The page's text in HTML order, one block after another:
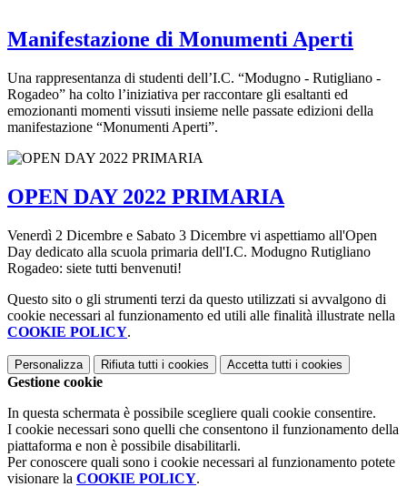
Manifestazione di Monumenti Aperti
Una rappresentanza di studenti dell’I.C. “Modugno - Rutigliano -
Rogadeo” ha colto l’iniziativa per raccontare gli esaltanti ed
emozionanti momenti vissuti insieme nelle passate edizioni della
manifestazione “Monumenti Aperti”.
OPEN DAY 2022 PRIMARIA
Venerdì 2 Dicembre e Sabato 3 Dicembre vi aspettiamo all'Open
Day dedicato alla scuola primaria dell'I.C. Modugno Rutigliano
Rogadeo: siete tutti benvenuti!
Questo sito o gli strumenti terzi da questo utilizzati si avvalgono di
cookie necessari al funzionamento ed utili alle finalità illustrate nella
COOKIE POLICY.
Personalizza Rifiuta tutti i cookies Accetta tutti i cookies
Gestione cookie
In questa schermata è possibile scegliere quali cookie consentire.
I cookie necessari sono quelli che consentono il funzionamento della
piattaforma e non è possibile disabilitarli.
Per conoscere quali sono i cookie necessari al funzionamento potete
visionare la COOKIE POLICY.